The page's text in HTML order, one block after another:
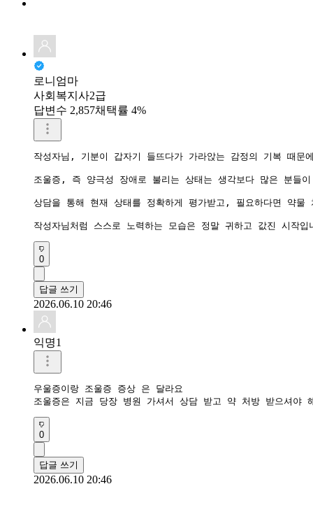
로니엄마
사회복지사2급
답변수 2,857채택률 4%
작성자님, 기분이 갑자기 들뜨다가 가라앉는 감정의 기복 때
조울증, 즉 양극성 장애로 불리는 상태는 생각보다 많은 분들
상담을 통해 현재 상태를 정확하게 평가받고, 필요하다면 약
작성자님처럼 스스로 노력하는 모습은 정말 귀하고 값진 시작
0
답글 쓰기
2026.06.10 20:46
익명1
우울증이랑 조울증 증상 은 달라요
조울증은 지금 당장 병원 가셔서 상담 받고 약 처방 받으셔야
0
답글 쓰기
2026.06.10 20:46